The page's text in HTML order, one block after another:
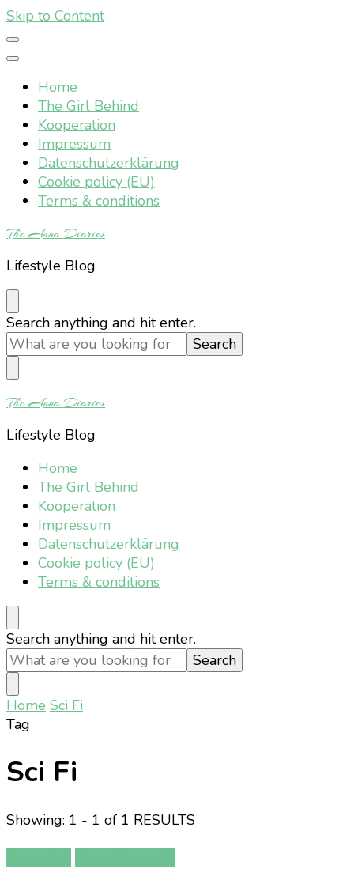
Skip to Content
Home
The Girl Behind
Kooperation
Impressum
Datenschutzerklärung
Cookie policy (EU)
Terms & conditions
The Anna Diaries
Lifestyle Blog
Looking
for
Something?
Search anything and hit enter.
The Anna Diaries
Lifestyle Blog
Home
The Girl Behind
Kooperation
Impressum
Datenschutzerklärung
Cookie policy (EU)
Terms & conditions
Looking
for
Something?
Search anything and hit enter.
Home Sci Fi
Tag
Sci Fi
Showing: 1 - 1 of 1 RESULTS